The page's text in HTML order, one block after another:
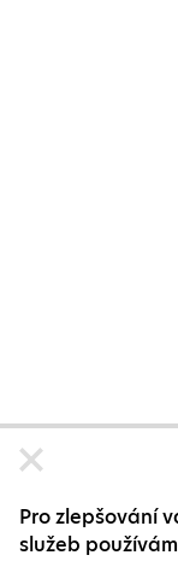
Pro zlepšování
služeb